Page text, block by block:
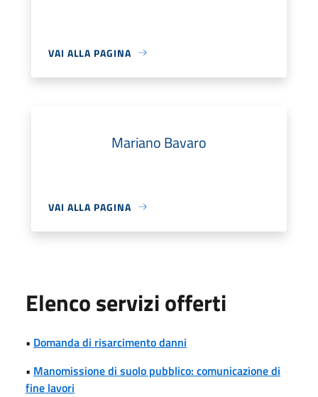
VAI ALLA PAGINA
Mariano Bavaro
VAI ALLA PAGINA
Elenco servizi offerti
• Domanda di risarcimento danni
• Manomissione di suolo pubblico: comunicazione di
fine lavori